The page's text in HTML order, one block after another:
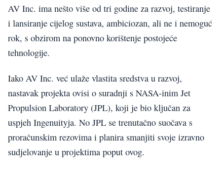
AV Inc. ima nešto više od tri godine za razvoj, testiranje
i lansiranje cijelog sustava, ambiciozan, ali ne i nemoguć
rok, s obzirom na ponovno korištenje postojeće
tehnologije.
Iako AV Inc. već ulaže vlastita sredstva u razvoj,
nastavak projekta ovisi o suradnji s NASA-inim Jet
Propulsion Laboratory (JPL), koji je bio ključan za
uspjeh Ingenuityja. No JPL se trenutačno suočava s
proračunskim rezovima i planira smanjiti svoje izravno
sudjelovanje u projektima poput ovog.